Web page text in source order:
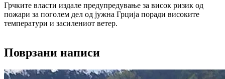
Грчките власти издале предупредување за висок ризик од
пожари за поголем дел од јужна Грција поради високите
температури и засилениот ветер.
Поврзани написи